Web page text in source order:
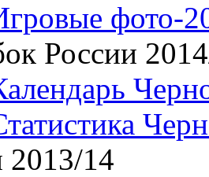
фото-
России
2013/14